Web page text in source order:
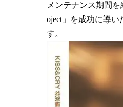
メンテナンス期間を
oject」を成功に導い
す。